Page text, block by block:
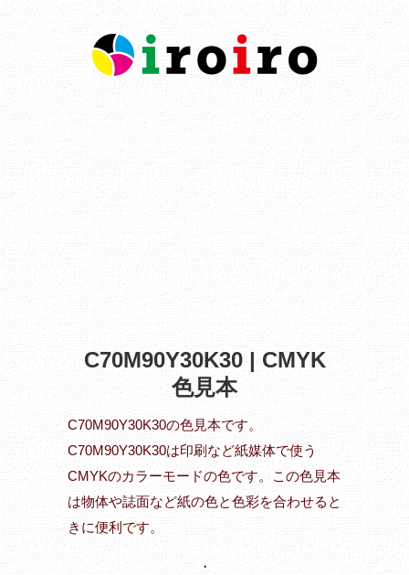
C70M90Y30K30 | CMYK
色見本
C70M90Y30K30の色見本です。
C70M90Y30K30は印刷など紙媒体で使う
CMYKのカラーモードの色です。この色見本
は物体や誌面など紙の色と色彩を合わせると
きに便利です。
・